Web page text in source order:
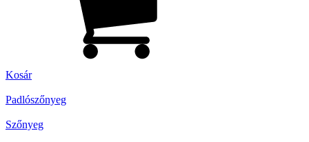
Kosár
Padlószőnyeg
Szőnyeg